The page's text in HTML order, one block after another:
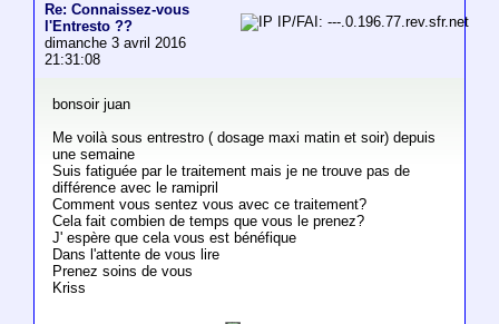
Re: Connaissez-vous
l'Entresto ??
dimanche 3 avril 2016
21:31:08
IP/FAI: ---.0.196.77.rev.sfr.net
bonsoir juan
Me voilà sous entrestro ( dosage maxi matin et soir) depuis
une semaine
Suis fatiguée par le traitement mais je ne trouve pas de
différence avec le ramipril
Comment vous sentez vous avec ce traitement?
Cela fait combien de temps que vous le prenez?
J' espère que cela vous est bénéfique
Dans l'attente de vous lire
Prenez soins de vous
Kriss